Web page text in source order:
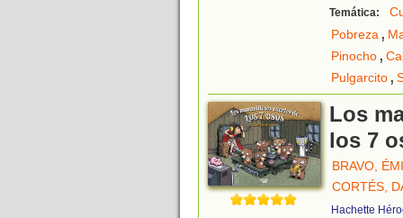
Temática:
Pobreza,
Pinocho,
Pulgarcito,
Los
los 7
BRAVO,
CORTÉS,
Hachette